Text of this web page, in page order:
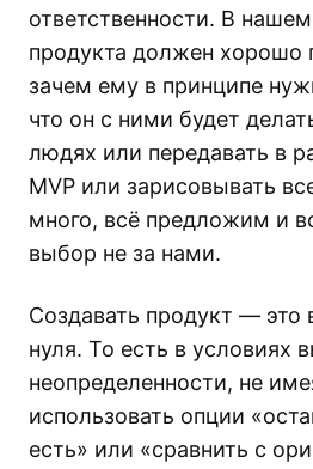
ответственности. В
продукта должен хорошо
зачем ему в принципе
что он с ними будет
людях или передавать в
MVP или зарисовывать
много, всё предложим и
выбор не за нами.
Создавать продукт — это
нуля. То есть в условиях
неопределенности, не
использовать опции
есть» или «сравнить с